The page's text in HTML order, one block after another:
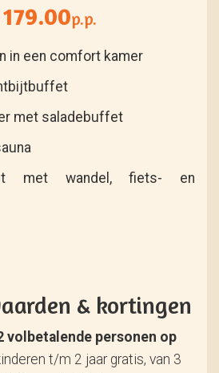
p.p.
in een comfort kamer
met saladebuffet
met wandel, fiets- en
& kortingen
volbetalende personen op
t/m 2 jaar gratis, van 3